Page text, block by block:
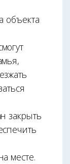
объекта
закрыть
месте.